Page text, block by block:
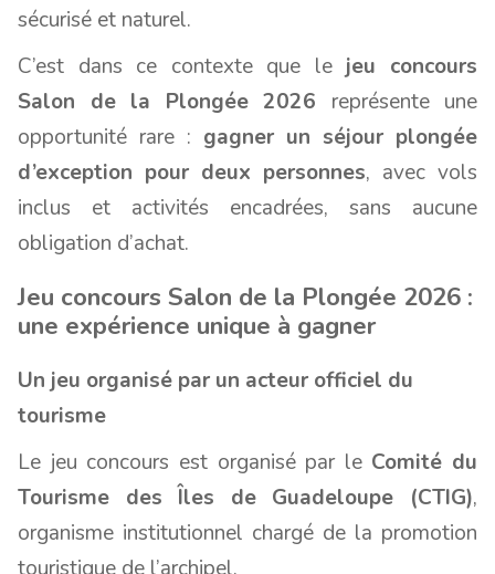
sécurisé et naturel.
C’est dans ce contexte que le jeu concours
Salon de la Plongée 2026 représente une
opportunité rare : gagner un séjour plongée
d’exception pour deux personnes, avec vols
inclus et activités encadrées, sans aucune
obligation d’achat.
Jeu concours Salon de la Plongée 2026 :
une expérience unique à gagner
Un jeu organisé par un acteur officiel du
tourisme
Le jeu concours est organisé par le Comité du
Tourisme des Îles de Guadeloupe (CTIG),
organisme institutionnel chargé de la promotion